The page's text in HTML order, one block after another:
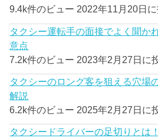
9.4k件のビュー 2022年11月20日
タクシー運転手の面接でよく聞か
意点
7.2k件のビュー 2023年2月27日に
タクシーのロング客を狙える穴場
解説
6.2k件のビュー 2025年2月27日に
タクシードライバーの足切りとは